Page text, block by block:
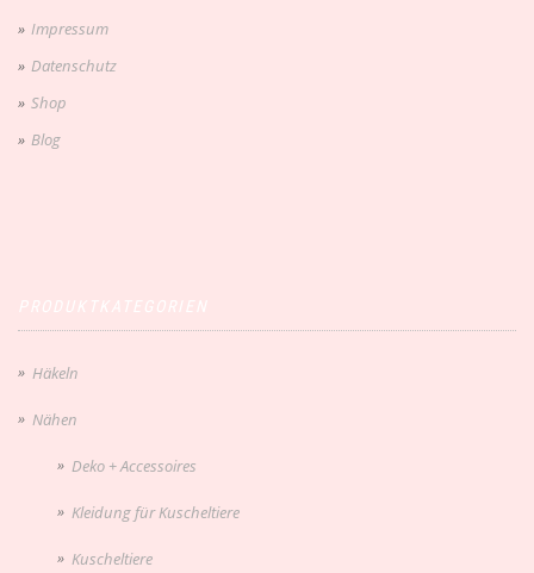
Impressum
Datenschutz
Shop
Blog
Häkeln
Nähen
Deko + Accessoires
Kleidung für Kuscheltiere
Kuscheltiere